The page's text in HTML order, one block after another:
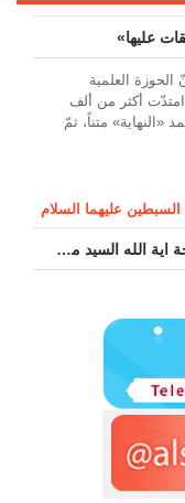
علیها»
العلمیة
امتدّت أكثر من ألف
«النهاية» متناً، ثمّ
عليهما السلام
تقرير مصوّر - موكب عزاء مکتب سماحة اية الله السيد مرتضى الموسوي الاصفهاني في يوم إستشهاد السيدة فاطم...